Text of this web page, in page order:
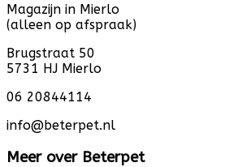
Magazijn in Mierlo
(alleen op afspraak)
Brugstraat 50
5731 HJ Mierlo
06 20844114
info@beterpet.nl
Meer over Beterpet